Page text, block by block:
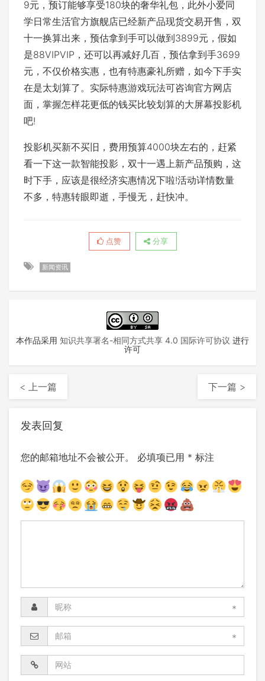
9元，预订能够享受180块的奢华礼包，此外小爱同
学日常生活官方旗舰店已经新产品现货交易开售，双
十一换算出来，预估拿到手可以做到3899元，假如
是88VIPVIP，还可以再减好几百，预估拿到手3699
元，不仅价格实惠，也有特惠豪礼所赠，如今下手实
在是太划算了。实际特惠游戏玩法可咨询官方网店
面，掌握怎样花更低的钱买比较划算的大屏幕投影机
吧!
投影机买新不买旧，费用预算4000块左右的，赶紧
看一下这一款智能投影，双十一遇上新产品预购，这
时下手，应该是很经济实惠情况下啦!活动详情数量
不多，特惠转眼即逝，手慢无，赶快冲。
点赞 分享
新闻资讯
本作品采用 知识共享署名-相同方式共享 4.0 国际许可协议 进行
许可
< 上一篇 下一篇 >
发表回复
您的邮箱地址不会被公开。 必填项已用 * 标注
*
*